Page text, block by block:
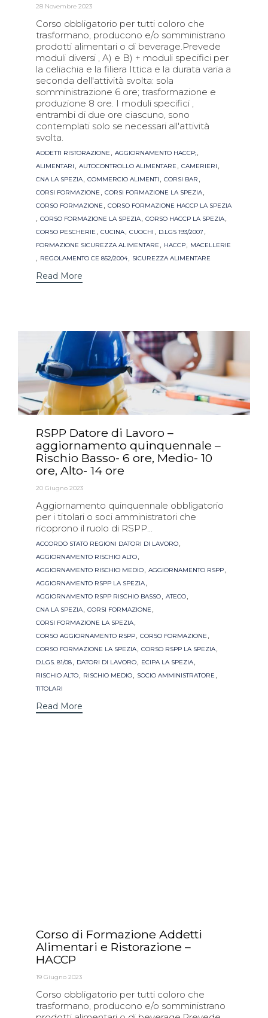
28 Novembre 2023
Corso obbligatorio per tutti coloro che
trasformano, producono e/o somministrano
prodotti alimentari o di beverage.Prevede
moduli diversi , A) e B) + moduli specifici per
la celiachia e la filiera Ittica e la durata varia a
seconda dell'attività svolta: sola
somministrazione 6 ore; trasformazione e
produzione 8 ore. I moduli specifici ,
entrambi di due ore ciascuno, sono
contemplati solo se necessari all'attività
svolta.
Tags
ADDETTI RISTORAZIONE , AGGIORNAMENTO HACCP;,
ALIMENTARI , AUTOCONTROLLO ALIMENTARE , CAMERIERI ,
CNA LA SPEZIA, COMMERCIO ALIMENTI , CORSI BAR ,
CORSI FORMAZIONE , CORSI FORMAZIONE LA SPEZIA,
CORSO FORMAZIONE , CORSO FORMAZIONE HACCP LA SPEZIA
, CORSO FORMAZIONE LA SPEZIA, CORSO HACCP LA SPEZIA,
CORSO PESCHERIE , CUCINA, CUOCHI , D.LGS 193/2007 ,
FORMAZIONE SICUREZZA ALIMENTARE , HACCP, MACELLERIE
, REGOLAMENTO CE 852/2004, SICUREZZA ALIMENTARE
Read More
RSPP Datore di Lavoro –
aggiornamento quinquennale –
Rischio Basso- 6 ore, Medio- 10
ore, Alto- 14 ore
20 Giugno 2023
Aggiornamento quinquennale obbligatorio
per i titolari o soci amministratori che
ricoprono il ruolo di RSPP...
Tags
ACCORDO STATO REGIONI DATORI DI LAVORO,
AGGIORNAMENTO RISCHIO ALTO,
AGGIORNAMENTO RISCHIO MEDIO, AGGIORNAMENTO RSPP,
AGGIORNAMENTO RSPP LA SPEZIA,
AGGIORNAMENTO RSPP RISCHIO BASSO, ATECO,
CNA LA SPEZIA, CORSI FORMAZIONE ,
CORSI FORMAZIONE LA SPEZIA,
CORSO AGGIORNAMENTO RSPP, CORSO FORMAZIONE ,
CORSO FORMAZIONE LA SPEZIA, CORSO RSPP LA SPEZIA,
D.LGS. 81/08, DATORI DI LAVORO, ECIPA LA SPEZIA,
RISCHIO ALTO, RISCHIO MEDIO, SOCIO AMMINISTRATORE ,
TITOLARI
Read More
Corso di Formazione Addetti
Alimentari e Ristorazione –
HACCP
19 Giugno 2023
Corso obbligatorio per tutti coloro che
trasformano, producono e/o somministrano